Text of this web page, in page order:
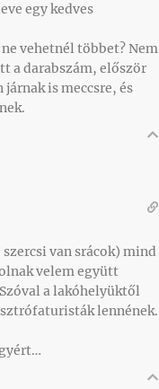
egy kedves
vehetnél többet? Nem
a darabszám, először
is meccsre, és
van srácok) mind
velem együtt
a lakóhelyüktől
lennének.